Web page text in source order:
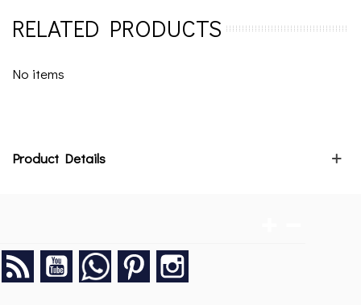
RELATED PRODUCTS
No items
Product Details
Rss YouTubeGoogle +Pinterest